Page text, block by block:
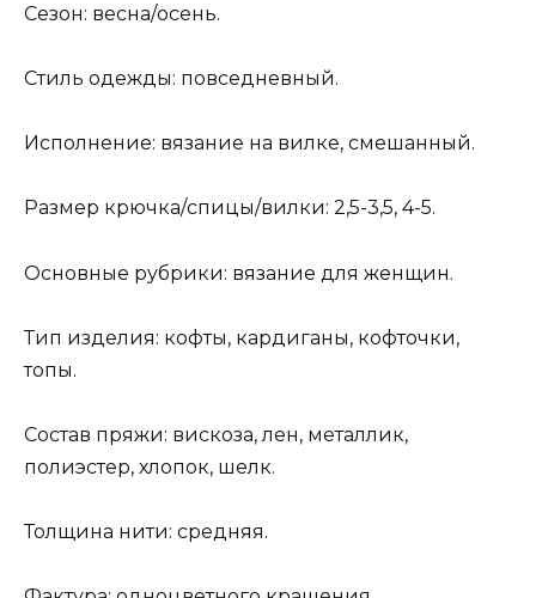
Сезон: весна/осень.
Стиль одежды: повседневный.
Исполнение: вязание на вилке, смешанный.
Размер крючка/спицы/вилки: 2,5-3,5, 4-5.
Основные рубрики: вязание для женщин.
Тип изделия: кофты, кардиганы, кофточки,
топы.
Состав пряжи: вискоза, лен, металлик,
полиэстер, хлопок, шелк.
Толщина нити: средняя.